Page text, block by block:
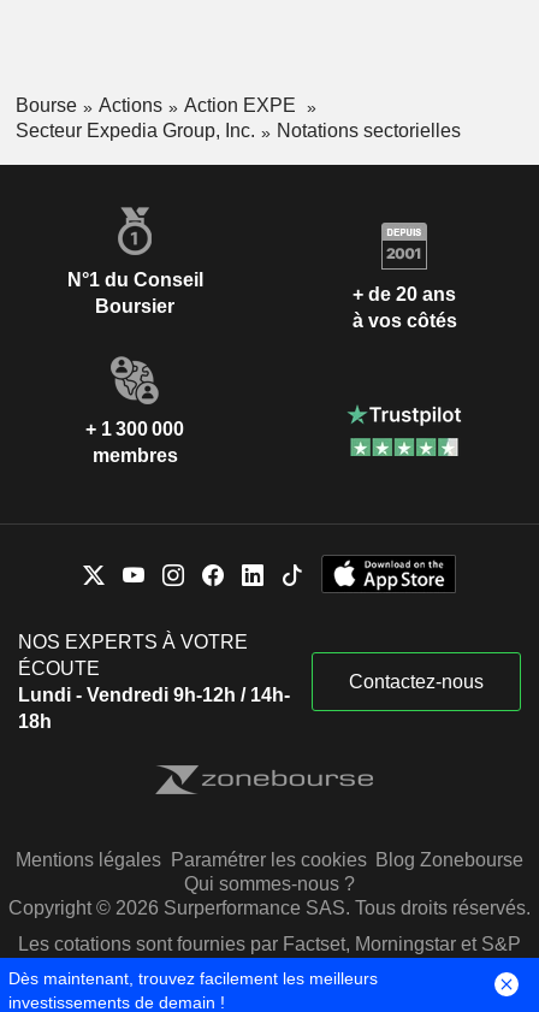
Bourse Actions
Action EXPE
Secteur Expedia Group, Inc.
Notations sectorielles
N°1 du Conseil
Boursier
+ de 20 ans
à vos côtés
+ 1 300 000
membres
NOS EXPERTS À VOTRE
ÉCOUTE
Lundi - Vendredi 9h-12h / 14h-
18h
Contactez-nous
Mentions légales Paramétrer les cookies Blog Zonebourse
Qui sommes-nous ?
Copyright © 2026 Surperformance SAS. Tous droits réservés.
Les cotations sont fournies par Factset, Morningstar et S&P
Capital IQ
Dès maintenant, trouvez facilement les meilleurs
investissements de demain !